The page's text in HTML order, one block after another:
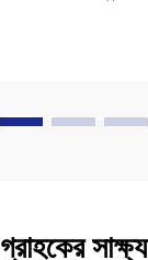
গ্রাহকের সাক্ষ্য